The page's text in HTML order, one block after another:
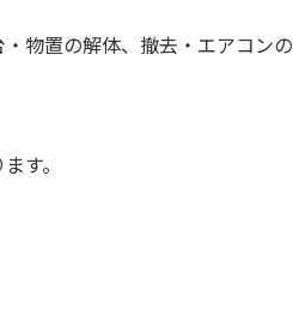
物置の解体、撤去・エアコンの
す。